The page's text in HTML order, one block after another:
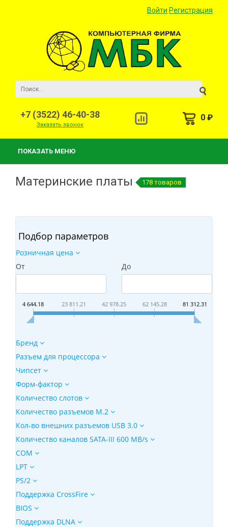
Войти Регистрация
+7 (3522) 46-40-38
Заказать звонок
0 ₽
ПОКАЗАТЬ МЕНЮ
Материнские платы 178 товаров
Подбор параметров
Розничная цена
От
До
4 644.18 23 811.21 42 978.25 62 145.28 81 312.31
Бренд
Разъем для процессора
Чипсет
Форм-фактор
Количество слотов
Количество разъемов M.2
Кол-во внешних разъемов USB 3.0
Количество каналов SATA-III 600 MB/s
COM
LPT
PS/2
Поддержка CrossFire
BIOS
Поддержка DLNA